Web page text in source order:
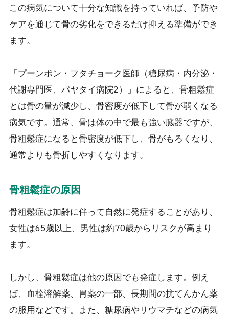
この病気について十分な知識を持っていれば、予防や
ケアを通じて骨の劣化をできるだけ抑える準備ができ
ます。
「プーンポン・フタチョーク医師（糖尿病・内分泌・
代謝専門医、パヤタイ病院2）」によると、骨粗鬆症
とは骨の量が減少し、骨密度が低下して骨が弱くなる
病気です。通常、骨は体の中で最も強い臓器ですが、
骨粗鬆症になると骨密度が低下し、骨がもろくなり、
通常よりも骨折しやすくなります。
骨粗鬆症の原因
骨粗鬆症は加齢に伴って自然に発症することがあり、
女性は65歳以上、男性は約70歳からリスクが高まり
ます。
しかし、骨粗鬆症は他の原因でも発症します。例え
ば、血栓溶解薬、胃薬の一部、長期間の抗てんかん薬
の服用などです。また、糖尿病やリウマチなどの病気